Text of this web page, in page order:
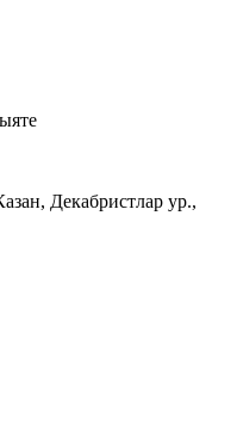
Декабристлар ур.,